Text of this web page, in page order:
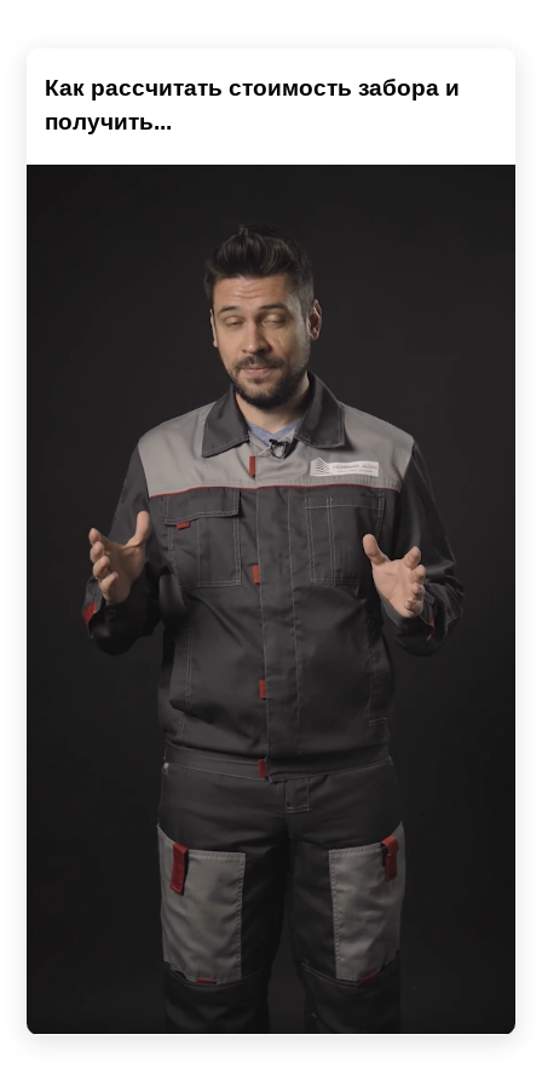
Как рассчитать стоимость забора и
получить...